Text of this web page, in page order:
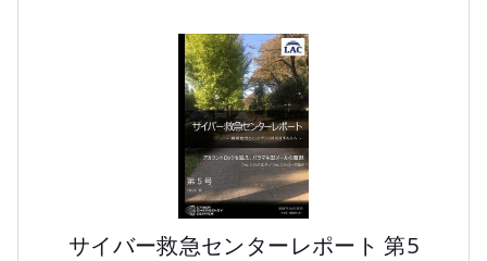
サイバー救急センターレポート 第5